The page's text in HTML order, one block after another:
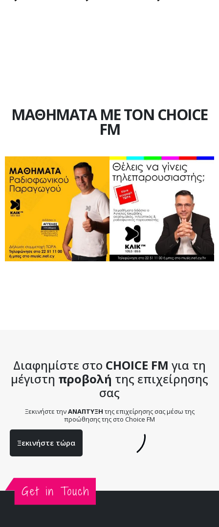
ΜΑΘΗΜΑΤΑ ΜΕ ΤΟΝ CHOICE
FM
Διαφημίστε στο CHOICE FM για τη
μέγιστη προβολή της επιχείρησης
σας
Ξεκινήστε τηνΑΝΑΠΤΥΞΗ της επιχείρησης σας μέσω της
προώθησης της στο Choice FM
Ξεκινήστε τώρα